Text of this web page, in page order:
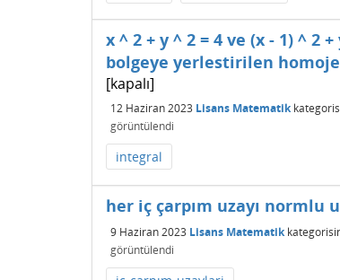
x ^ 2 + y ^ 2 = 4 ve (x - 1) ^
bolgeye yerlestirilen
[kapalı]
12 Haziran 2023 Lisans Matematik
görüntülendi
integral
her iç çarpım uzayı normlu
9 Haziran 2023 Lisans Matematik
görüntülendi